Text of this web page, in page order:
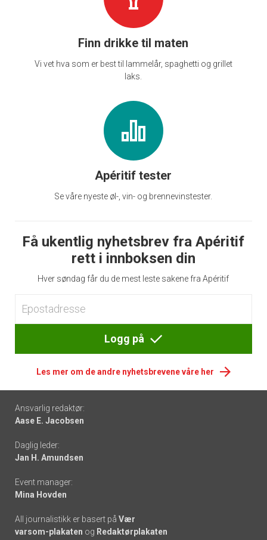
Finn drikke til maten
Vi vet hva som er best til lammelår, spaghetti og grillet
laks.
Apéritif tester
Se våre nyeste øl-, vin- og brennevinstester.
Få ukentlig nyhetsbrev fra Apéritif
rett i innboksen din
Hver søndag får du de mest leste sakene fra Apéritif
Logg på
Les mer om de andre nyhetsbrevene våre her
Footer
-
links
Ansvarlig redaktør:
Aase E. Jacobsen
Daglig leder:
Jan H. Amundsen
Event manager:
Mina Hovden
All journalistikk er basert på Vær
varsom-plakaten og Redaktørplakaten